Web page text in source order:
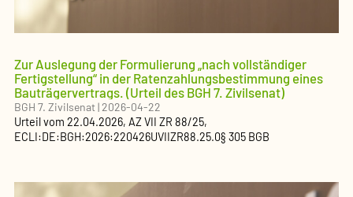
Zur Auslegung der Formulierung „nach vollständiger
Fertigstellung“ in der Ratenzahlungsbestimmung eines
Bauträgervertrags. (Urteil des BGH 7. Zivilsenat)
BGH 7. Zivilsenat|2026-04-22
Urteilvom 22.04.2026, AZVII ZR 88/25,
ECLI:DE:BGH:2026:220426UVIIZR88.25.0§ 305 BGB